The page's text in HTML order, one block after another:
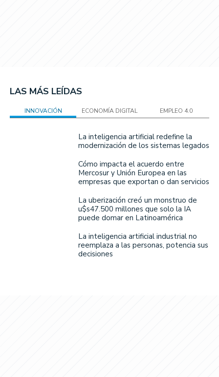
LAS MÁS LEÍDAS
INNOVACIÓN ECONOMÍA DIGITAL EMPLEO 4.0
La inteligencia artificial redefine la
modernización de los sistemas legados
Cómo impacta el acuerdo entre
Mercosur y Unión Europea en las
empresas que exportan o dan servicios
La uberización creó un monstruo de
u$s47.500 millones que solo la IA
puede domar en Latinoamérica
La inteligencia artificial industrial no
reemplaza a las personas, potencia sus
decisiones